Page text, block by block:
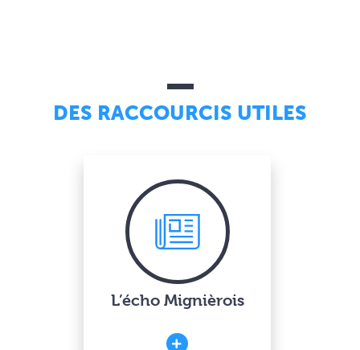
DES RACCOURCIS UTILES
L’écho Mignièrois